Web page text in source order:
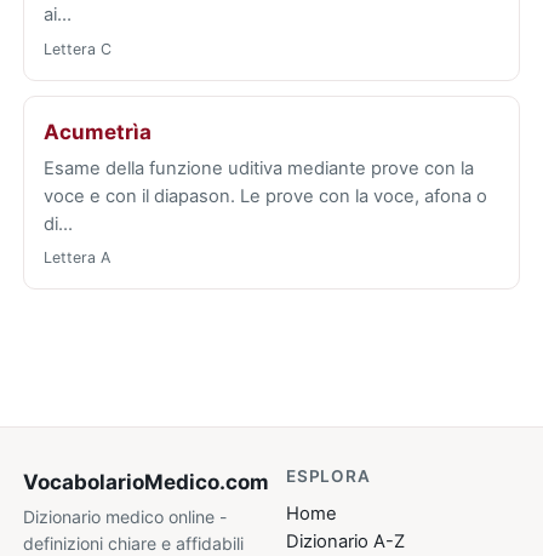
ai…
Lettera C
Acumetrìa
Esame della funzione uditiva mediante prove con la
voce e con il diapason. Le prove con la voce, afona o
di…
Lettera A
VocabolarioMedico.com
Dizionario medico online -
definizioni chiare e affidabili
ESPLORA
Home
Dizionario A-Z